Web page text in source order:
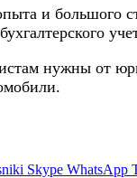
и большого
нужны от
Skype WhatsApp